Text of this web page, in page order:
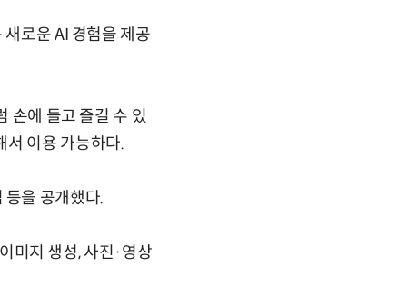
로운 AI 경험을 제공
손에 들고 즐길 수 있
서 이용 가능하다.
등을 공개했다.
미지 생성, 사진·영상